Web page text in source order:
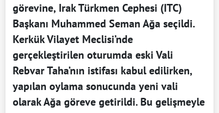
görevine, Irak Türkmen Cephesi (ITC)
Başkanı Muhammed Seman Ağa seçildi.
Kerkük Vilayet Meclisi’nde
gerçekleştirilen oturumda eski Vali
Rebvar Taha’nın istifası kabul edilirken,
yapılan oylama sonucunda yeni vali
olarak Ağa göreve getirildi. Bu gelişmeyle